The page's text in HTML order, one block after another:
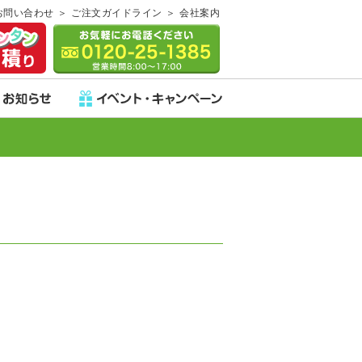
問い合わせ ご注文ガイドライン 会社案内